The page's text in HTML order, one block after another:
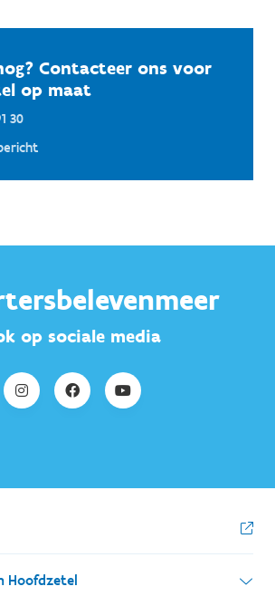
Contacteer ons voor
op maat
30
op sociale media
Hoofdzetel